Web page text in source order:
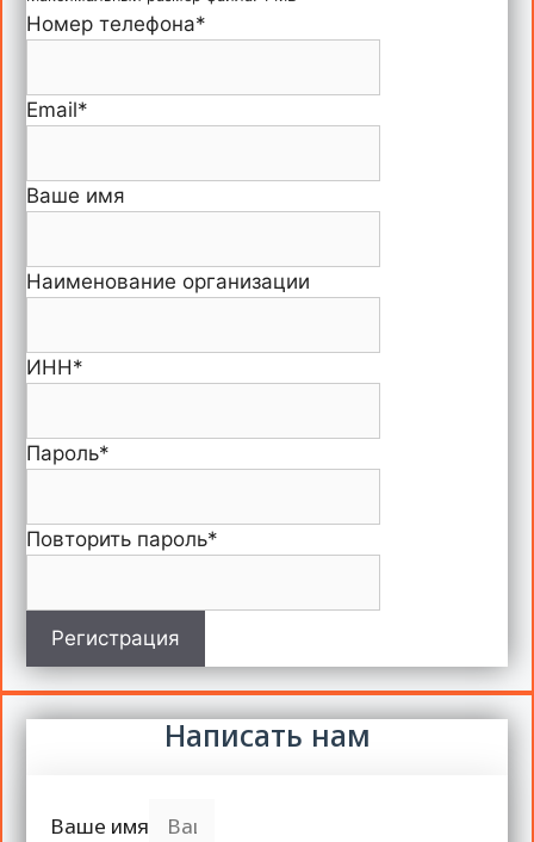
Номер телефона*
Email*
Ваше имя
Наименование организации
ИНН*
Пароль*
Повторить пароль*
Регистрация
Написать нам
Ваше имя